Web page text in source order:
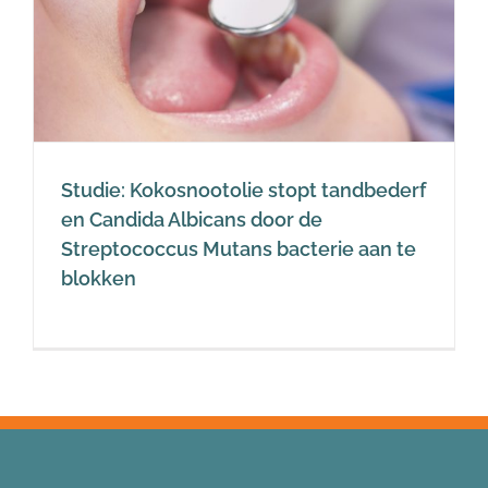
Studie: Kokosnootolie stopt tandbederf
en Candida Albicans door de
Streptococcus Mutans bacterie aan te
blokken